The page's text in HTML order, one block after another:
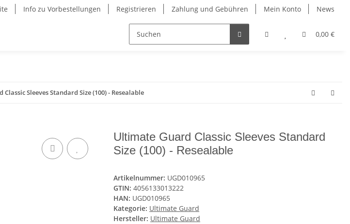
Info zu Vorbestellungen Registrieren Zahlung und Gebühren Mein Konto News
0,00 €
Sleeves Standard Size (100) - Resealable
Ultimate Guard Classic Sleeves Standard
Size (100) - Resealable
Artikelnummer: UGD010965
GTIN: 4056133013222
HAN: UGD010965
Kategorie: Ultimate Guard
Hersteller: Ultimate Guard